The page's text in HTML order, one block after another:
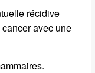
récidive
avec une